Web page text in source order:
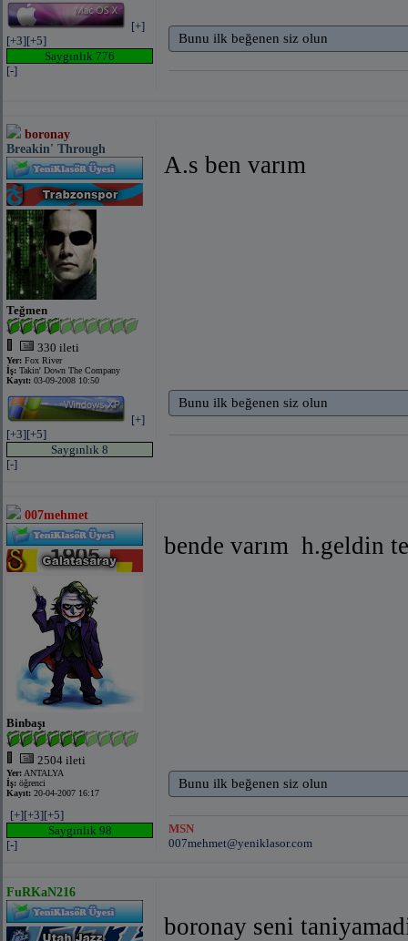
[+]
[+3][+5]
Saygınlık 776
[-]
Bunu ilk beğenen siz olun
boronay
Breakin' Through
Teğmen
330 ileti
Yer: Fox River
İş: Takin' Down The Company
Kayıt: 03-09-2008 10:50
[+]
[+3][+5]
Saygınlık 8
[-]
A.s ben varım
Bunu ilk beğenen siz olun
007mehmet
Binbaşı
2504 ileti
Yer: ANTALYA
İş: öğrenci
Kayıt: 20-04-2007 16:17
[+][+3][+5]
Saygınlık 98
[-]
bende varım h.geldin
Bunu ilk beğenen siz olun
MSN
007mehmet@yeniklasor.com
FuRKaN216
boronay seni